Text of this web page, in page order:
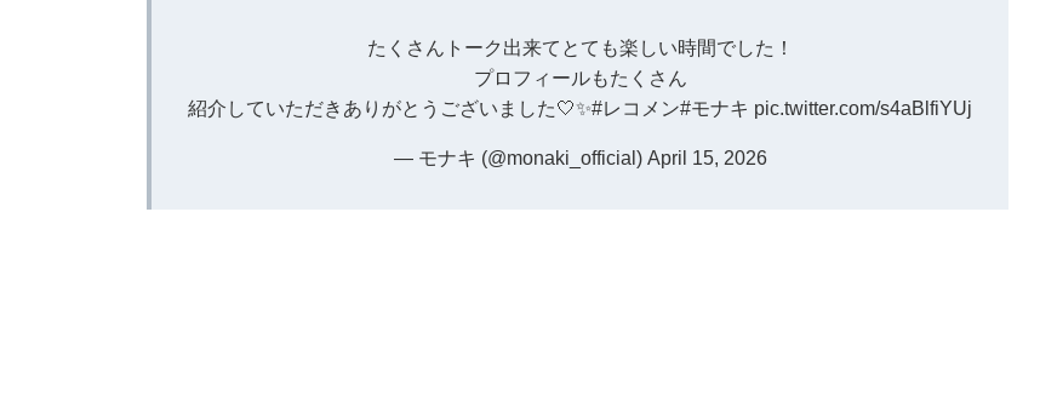
たくさんトーク出来てとても楽しい時間でした！
プロフィールもたくさん
紹介していただきありがとうございました🤍✨#レコメン#モナキ pic.twitter.com/s4aBlfiYUj
— モナキ (@monaki_official) April 15, 2026